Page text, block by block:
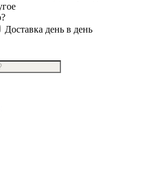
Доставка день в день